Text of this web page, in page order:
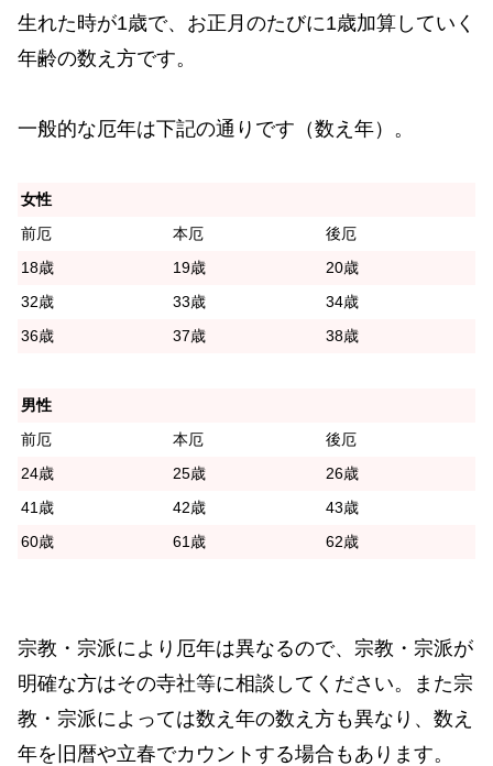
生れた時が1歳で、お正月のたびに1歳加算していく
年齢の数え方です。
一般的な厄年は下記の通りです（数え年）。
女性
前厄
本厄
後厄
18歳
19歳
20歳
32歳
33歳
34歳
36歳
37歳 38歳
男性
前厄
本厄
後厄
24歳
25歳
26歳
41歳
42歳
43歳
60歳
61歳 62歳
宗教・宗派により厄年は異なるので、宗教・宗派が
明確な方はその寺社等に相談してください。また宗
教・宗派によっては数え年の数え方も異なり、数え
年を旧暦や立春でカウントする場合もあります。